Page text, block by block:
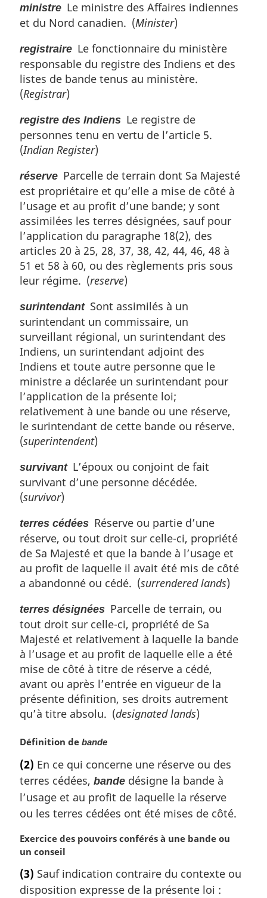
ministre Le ministre des Affaires indiennes
et du Nord canadien. (Minister)
registraire Le fonctionnaire du ministère
responsable du registre des Indiens et des
listes de bande tenus au ministère.
(Registrar)
registre des Indiens Le registre de
personnes tenu en vertu de l’article 5.
(Indian Register)
réserve Parcelle de terrain dont Sa Majesté
est propriétaire et qu’elle a mise de côté à
l’usage et au profit d’une bande; y sont
assimilées les terres désignées, sauf pour
l’application du paragraphe 18(2), des
articles 20 à 25, 28, 37, 38, 42, 44, 46, 48 à
51 et 58 à 60, ou des règlements pris sous
leur régime. (reserve)
surintendantSont assimilés à un
surintendant un commissaire, un
surveillant régional, un surintendant des
Indiens, un surintendant adjoint des
Indiens et toute autre personne que le
ministre a déclarée un surintendant pour
l’application de la présente loi;
relativement à une bande ou une réserve,
le surintendant de cette bande ou réserve.
(superintendent)
survivantL’époux ou conjoint de fait
survivant d’une personne décédée.
(survivor)
terres cédées Réserve ou partie d’une
réserve, ou tout droit sur celle-ci, propriété
de Sa Majesté et que la bande à l’usage et
au profit de laquelle il avait été mis de côté
a abandonné ou cédé. (surrendered lands)
terres désignées Parcelle de terrain, ou
tout droit sur celle-ci, propriété de Sa
Majesté et relativement à laquelle la bande
à l’usage et au profit de laquelle elle a été
mise de côté à titre de réserve a cédé,
avant ou après l’entrée en vigueur de la
présente définition, ses droits autrement
qu’à titre absolu. (designated lands)
N
t
e
m
r
g
a
l
Définition de bande
(2) En ce qui concerne une réserve ou des
terres cédées, bande désigne la bande à
l’usage et au profit de laquelle la réserve
ou les terres cédées ont été mises de côté.
N
o
e
m
Exercice des pouvoirs conférés à une bande ou
un conseil
(3) Sauf indication contraire du contexte ou
disposition expresse de la présente loi :